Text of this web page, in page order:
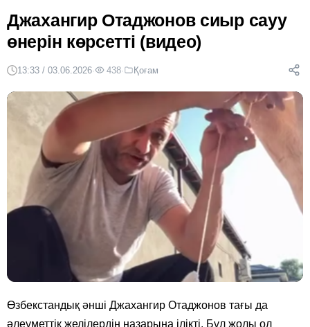
Джахангир Отаджонов сиыр сауу
өнерін көрсетті (видео)
13:33 / 03.06.2026· 438· Қоғам
Өзбекстандық әнші Джахангир Отаджонов тағы да
әлеуметтік желілердің назарына ілікті. Бұл жолы ол